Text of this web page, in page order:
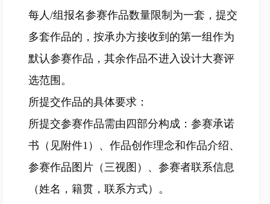
每人/组报名参赛作品数量限制为一套，提交
多套作品的，按承办方接收到的第一组作为
默认参赛作品，其余作品不进入设计大赛评
选范围。
所提交作品的具体要求：
所提交参赛作品需由四部分构成：参赛承诺
书（见附件1）、作品创作理念和作品介绍、
参赛作品图片（三视图）、参赛者联系信息
（姓名，籍贯，联系方式）。